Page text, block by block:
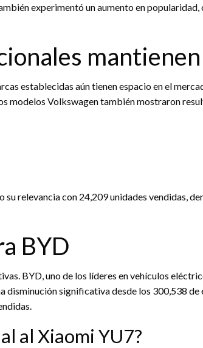
experimentó un aumento en
establecidas aún tienen espacio en el
modelos Volkswagen también mostraron
su relevancia con 24,209 unidades vendidas,
BYD
BYD, uno de los líderes en vehículos
disminución significativa desde los 300,538
al Xiaomi YU7?